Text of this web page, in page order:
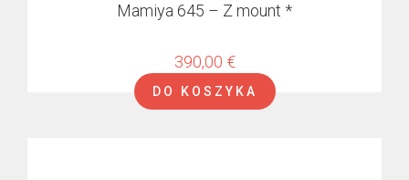
Mamiya 645 – Z mount *
390,00 €
DO KOSZYKA